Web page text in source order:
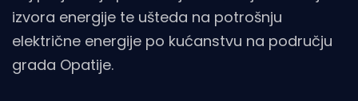
izvora energije te ušteda na potrošnju
električne energije po kućanstvu na području
grada Opatije.